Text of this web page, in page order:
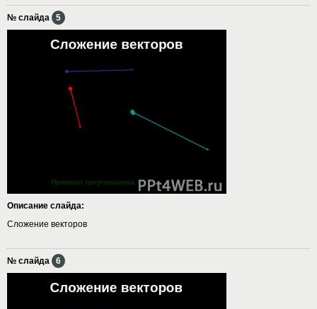
№ слайда 5
Описание слайда:
Сложение векторов
№ слайда 6